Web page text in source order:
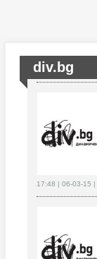
div.bg
17:48 | 06-03-15 |